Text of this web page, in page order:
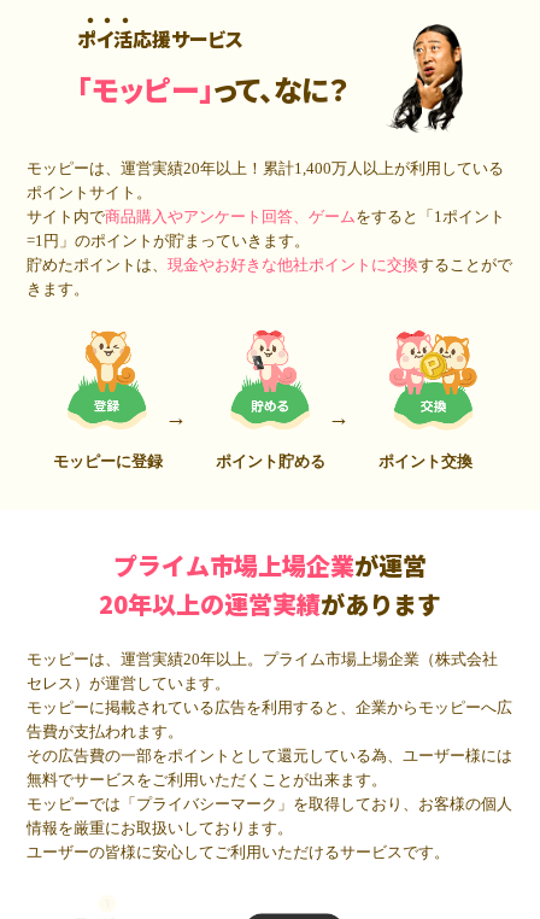
ポイ活応援サービス
「モッピー」って、なに？
モッピーは、運営実績20年以上！累計1,400万人 以上が利用している
ポイントサイト。
サイト内で商品購入やアンケート回答、ゲームをすると「1ポイント
=1円」のポイントが貯まっていきます。
貯めたポイントは、現金やお好きな他社ポイントに交換することがで
きます。
モッピーに登録 ポイント貯める ポイント交換
プライム市場上場企業が運営
20年以上の運営実績があります
モッピーは、運営実績20年以上。プライム市場上場企業（株式会社
セレス）が運営しています。
モッピーに掲載されている広告を利用すると、企業からモッピーへ広
告費が支払われます。
その広告費の一部をポイントとして還元している為、ユーザー様には
無料でサービスをご利用いただくことが出来ます。
モッピーでは「プライバシーマーク」を取得しており、お客様の個人
情報を厳重にお取扱いしております。
ユーザーの皆様に安心してご利用いただけるサービスです。